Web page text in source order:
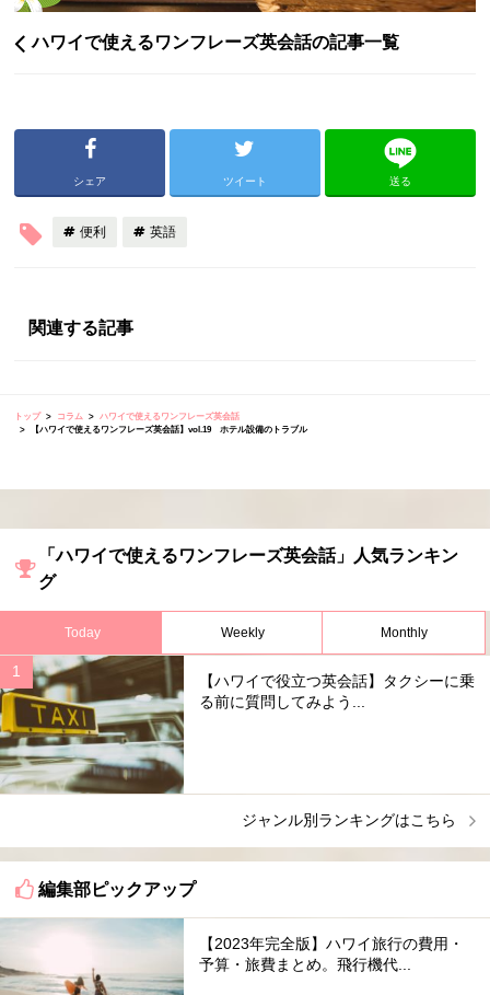
ハワイで使えるワンフレーズ英会話の記事一覧
シェア ツイート 送る
便利 英語
関連する記事
トップ コラム
ハワイで使えるワンフレーズ英会話
【ハワイで使えるワンフレーズ英会話】vol.19 ホテル設備のトラブル
「ハワイで使えるワンフレーズ英会話」人気ランキン
グ
Today Weekly Monthly
【ハワイで役立つ英会話】タクシーに乗
る前に質問してみよう...
ジャンル別ランキングはこちら
編集部ピックアップ
【2023年完全版】ハワイ旅行の費用・
予算・旅費まとめ。飛行機代...